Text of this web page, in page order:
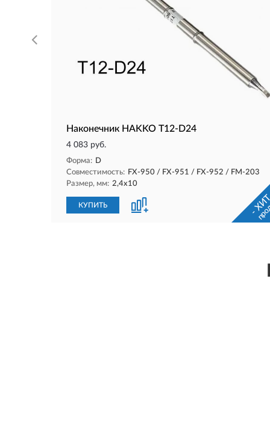
Наконечник HAKKO T12-D24
4 083 руб.
Форма: D
Совместимость: FX-950 / FX-951 / FX-952 / FM-203
Размер, мм: 2,4х10
КУПИТЬ -